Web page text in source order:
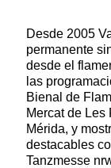
Desde 2005
permanente
desde el
las
Bienal de
Mercat de Les
Mérida, y
destacables
Tanzmesse